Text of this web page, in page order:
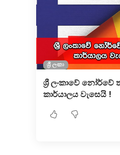
ශ්‍රී ලංකා
ශ්‍රී ලංකාවේ නෝර්වේ
කාර්යාලය වැසෙයි !